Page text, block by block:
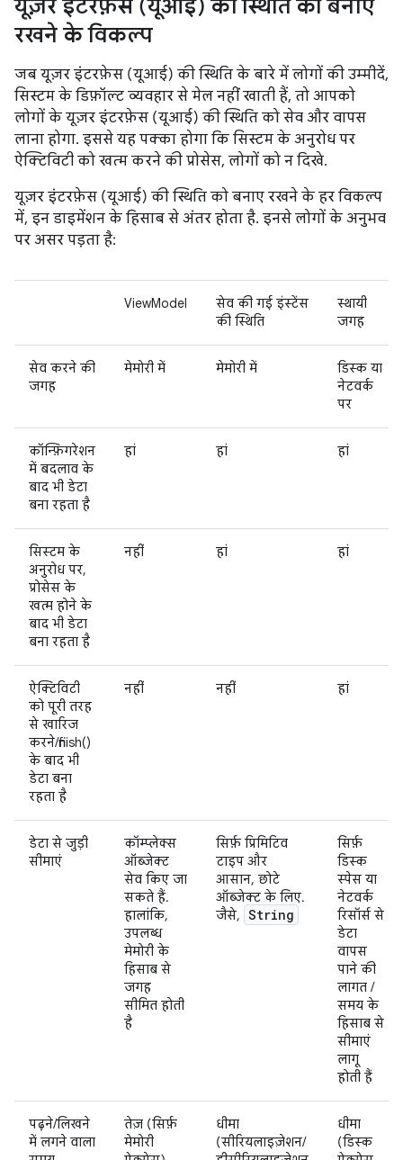
यूज़र इंटरफ़ेस (यूआई) की स्थिति को बनाए
रखने के विकल्प
जब यूज़र इंटरफ़ेस (यूआई) की स्थिति के बारे में लोगों की उम्मीदें,
सिस्टम के डिफ़ॉल्ट व्यवहार से मेल नहीं खाती हैं, तो आपको
लोगों के यूज़र इंटरफ़ेस (यूआई) की स्थिति को सेव और वापस
लाना होगा. इससे यह पक्का होगा कि सिस्टम के अनुरोध पर
ऐक्टिविटी को खत्म करने की प्रोसेस, लोगों को न दिखे.
यूज़र इंटरफ़ेस (यूआई) की स्थिति को बनाए रखने के हर विकल्प
में, इन डाइमेंशन के हिसाब से अंतर होता है. इनसे लोगों के अनुभव
पर असर पड़ता है:
ViewModel
सेव की गई इंस्टेंस
की स्थिति
स्थायी
जगह
सेव करने की
जगह
मेमोरी में मेमोरी में
डिस्क या
नेटवर्क
पर
कॉन्फ़िगरेशन
में बदलाव के
बाद भी डेटा
बना रहता है
हां हां हां
सिस्टम के
अनुरोध पर,
प्रोसेस के
खत्म होने के
बाद भी डेटा
बना रहता है
नहीं हां हां
ऐक्टिविटी
को पूरी तरह
से खारिज
करने/finish()
के बाद भी
डेटा बना
रहता है
नहीं नहीं हां
डेटा से जुड़ी
सीमाएं
कॉम्प्लेक्स
ऑब्जेक्ट
सेव किए जा
सकते हैं.
हालांकि,
उपलब्ध
मेमोरी के
हिसाब से
जगह
सीमित होती
है
सिर्फ़ प्रिमिटिव
टाइप और
आसान, छोटे
ऑब्जेक्ट के लिए.
जैसे, String
सिर्फ़
डिस्क
स्पेस या
नेटवर्क
रिसॉर्स से
डेटा
वापस
पाने की
लागत /
समय के
हिसाब से
सीमाएं
लागू
होती हैं
पढ़ने/लिखने
में लगने वाला
तेज़ (सिर्फ़
मेमोरी
धीमा
(सीरियलाइज़ेशन/
धीमा
(डिस्क